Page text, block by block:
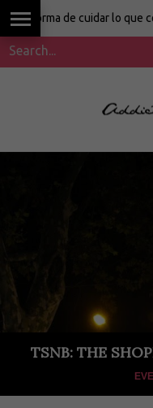
de cuidar lo que comemos
TSNB: THE